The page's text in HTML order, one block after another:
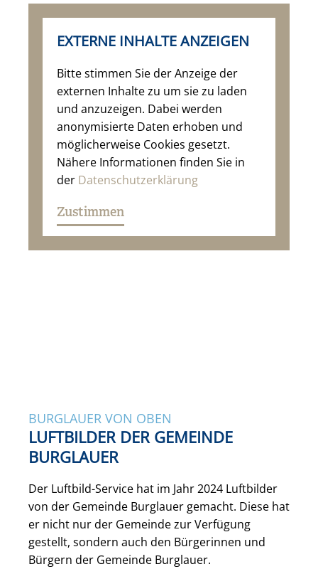
EXTERNE INHALTE ANZEIGEN
Bitte stimmen Sie der Anzeige der
externen Inhalte zu um sie zu laden
und anzuzeigen. Dabei werden
anonymisierte Daten erhoben und
möglicherweise Cookies gesetzt.
Nähere Informationen finden Sie in
der Datenschutzerklärung
Zustimmen
BURGLAUER VON OBEN
LUFTBILDER DER GEMEINDE
BURGLAUER
Der Luftbild-Service hat im Jahr 2024 Luftbilder
von der Gemeinde Burglauer gemacht. Diese hat
er nicht nur der Gemeinde zur Verfügung
gestellt, sondern auch den Bürgerinnen und
Bürgern der Gemeinde Burglauer.